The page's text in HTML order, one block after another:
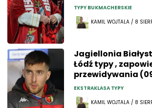
TYPY BUKMACHERSKIE
KAMIL WOJTALA / 8
Jagiellonia
Łódź typy ,
przewidywania
EKSTRAKLASA TYPY
KAMIL WOJTALA / 8